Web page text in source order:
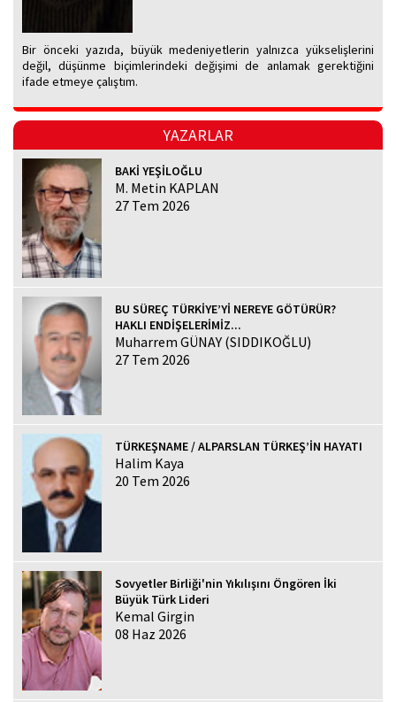
Bir önceki yazıda, büyük medeniyetlerin yalnızca yükselişlerini
değil, düşünme biçimlerindeki değişimi de anlamak gerektiğini
ifade etmeye çalıştım.
YAZARLAR
BAKİ YEŞİLOĞLU
M. Metin KAPLAN
27 Tem 2026
BU SÜREÇ TÜRKİYE’Yİ NEREYE GÖTÜRÜR?
HAKLI ENDİŞELERİMİZ...
Muharrem GÜNAY (SIDDIKOĞLU)
27 Tem 2026
TÜRKEŞNAME / ALPARSLAN TÜRKEŞ’İN HAYATI
Halim Kaya
20 Tem 2026
Sovyetler Birliği'nin Yıkılışını Öngören İki
Büyük Türk Lideri
Kemal Girgin
08 Haz 2026